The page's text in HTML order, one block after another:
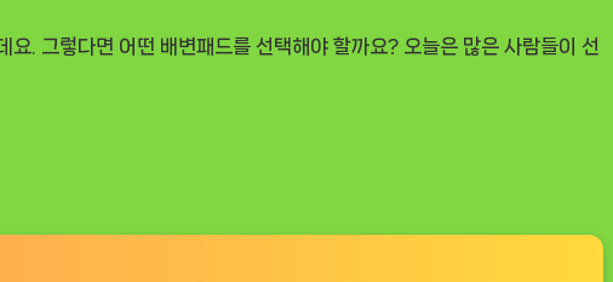
. 그렇다면 어떤 배변패드를 선택해야 할까요? 오늘은 많은 사람들이 선